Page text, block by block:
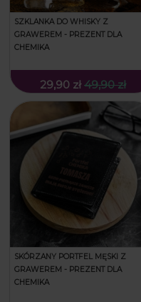
SZKLANKA DO WHISKY Z
GRAWEREM - PREZENT DLA
CHEMIKA
29,90 zł 49,90 zł
SKÓRZANY PORTFEL MĘSKI Z
GRAWEREM - PREZENT DLA
CHEMIKA